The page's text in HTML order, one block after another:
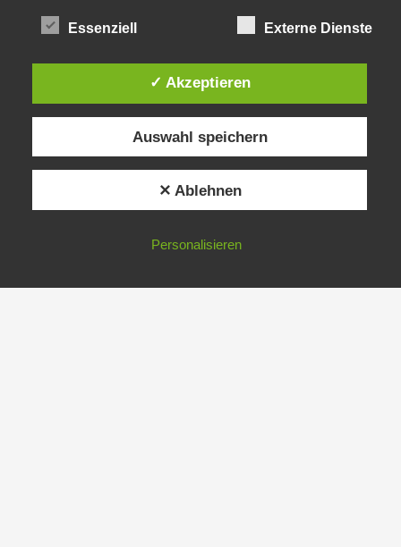
Essenziell Externe Dienste
✓ Akzeptieren
Auswahl speichern
✕ Ablehnen
Personalisieren